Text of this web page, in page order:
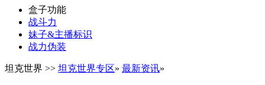
盒子功能
战斗力
妹子&主播标识
战力伪装
坦克世界 >> 坦克世界专区» 最新资讯»